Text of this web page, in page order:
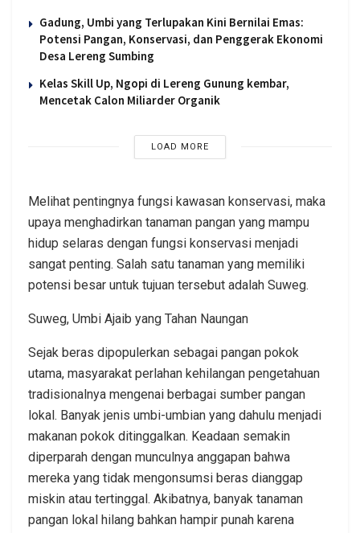
Gadung, Umbi yang Terlupakan Kini Bernilai Emas:
Potensi Pangan, Konservasi, dan Penggerak Ekonomi
Desa Lereng Sumbing
Kelas Skill Up, Ngopi di Lereng Gunung kembar,
Mencetak Calon Miliarder Organik
LOAD MORE
Melihat pentingnya fungsi kawasan konservasi, maka
upaya menghadirkan tanaman pangan yang mampu
hidup selaras dengan fungsi konservasi menjadi
sangat penting. Salah satu tanaman yang memiliki
potensi besar untuk tujuan tersebut adalah Suweg.
Suweg, Umbi Ajaib yang Tahan Naungan
Sejak beras dipopulerkan sebagai pangan pokok
utama, masyarakat perlahan kehilangan pengetahuan
tradisionalnya mengenai berbagai sumber pangan
lokal. Banyak jenis umbi-umbian yang dahulu menjadi
makanan pokok ditinggalkan. Keadaan semakin
diperparah dengan munculnya anggapan bahwa
mereka yang tidak mengonsumsi beras dianggap
miskin atau tertinggal. Akibatnya, banyak tanaman
pangan lokal hilang bahkan hampir punah karena